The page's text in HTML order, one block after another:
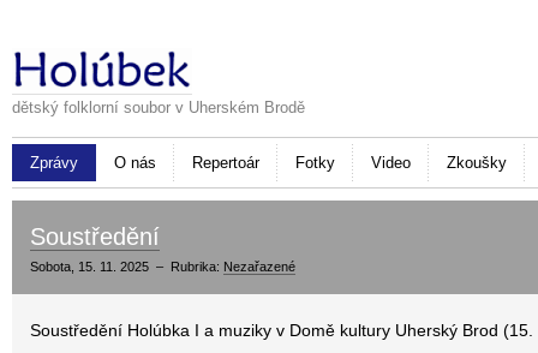
dětský folklorní soubor v Uherském Brodě
Zprávy O nás Repertoár Fotky Video Zkoušky
Soustředění
Sobota, 15. 11. 2025 – Rubrika: Nezařazené
Soustředění Holúbka I a muziky v Domě kultury Uherský Brod (15.